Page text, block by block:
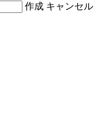
作成 キャンセル